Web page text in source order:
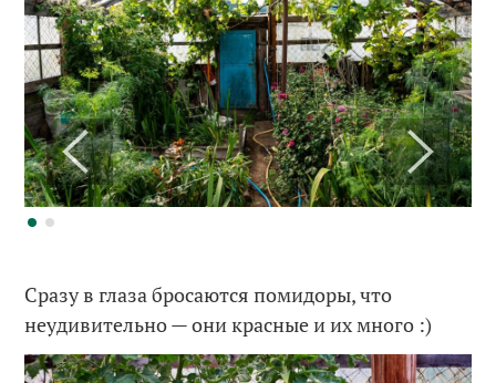
Сразу в глаза бросаются помидоры, что
неудивительно — они красные и их много :)